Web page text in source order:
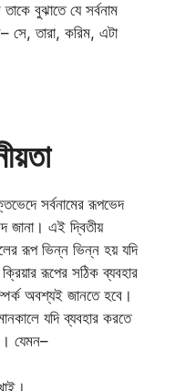
বুঝাতে যে সর্বনাম
সে, তারা, করিম, এটা
সর্বনামের রূপভেদ
জানা। এই দ্বিতীয়
রূপ ভিন্ন ভিন্ন হয় যদি
রূপের সঠিক ব্যবহার
অবশ্যই জানতে হবে।
যদি ব্যবহার করতে
যেমন–